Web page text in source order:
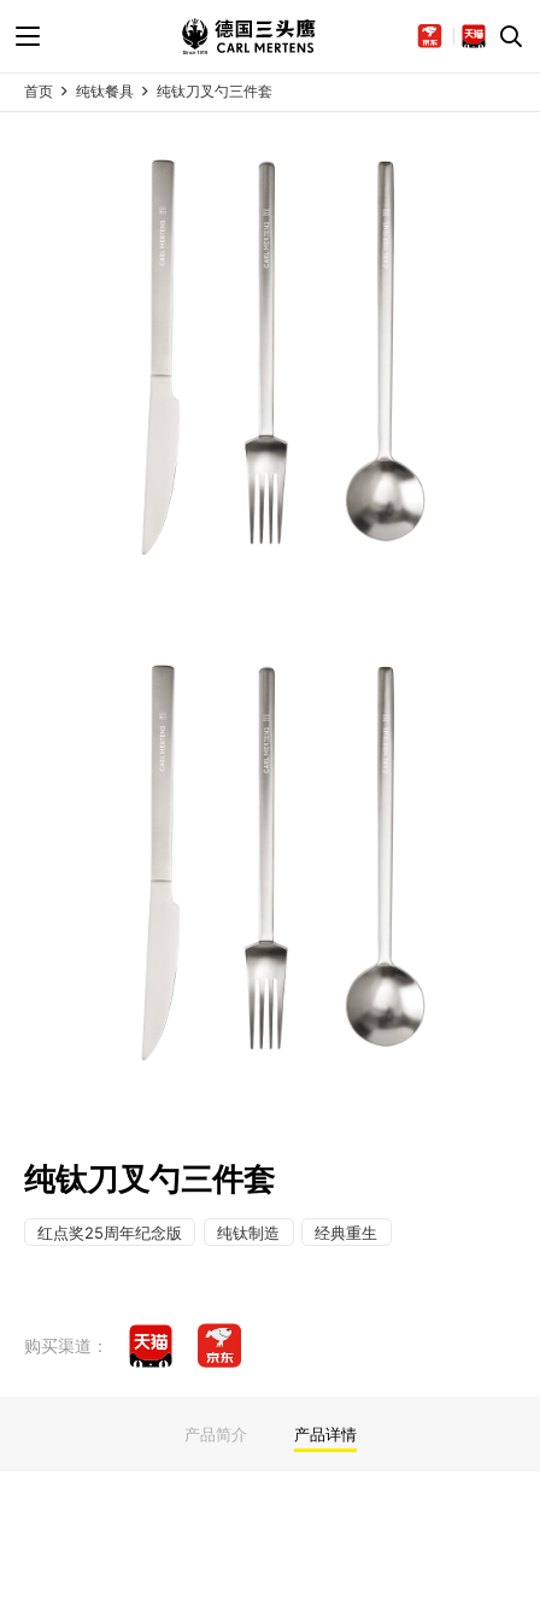
首页 纯钛餐具 纯钛刀叉勺三件套
纯钛刀叉勺三件套
红点奖25周年纪念版 纯钛制造 经典重生
购买渠道：
产品简介 产品详情